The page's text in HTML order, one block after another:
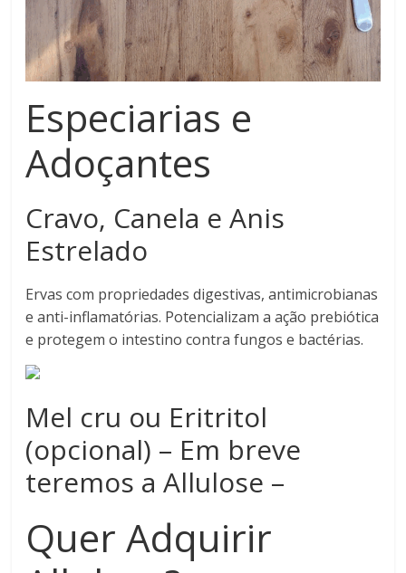
Especiarias e
Adoçantes
Cravo, Canela e Anis
Estrelado
Ervas com propriedades digestivas, antimicrobianas
e anti-inflamatórias. Potencializam a ação prebiótica
e protegem o intestino contra fungos e bactérias.
Mel cru ou Eritritol
(opcional) – Em breve
teremos a Allulose –
Quer Adquirir